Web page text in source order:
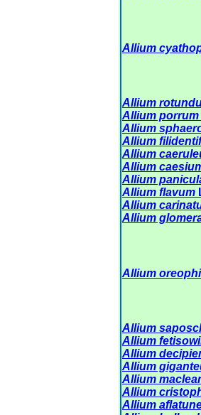
Allium
Allium
Allium porrum
Allium
Allium
Allium
Allium
Allium
Allium flavum
Allium
Allium
Allium
Allium
Allium
Allium
Allium
Allium
Allium
Allium